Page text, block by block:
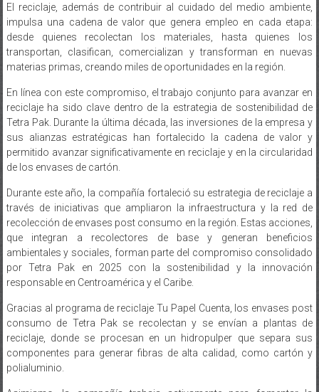
El reciclaje, además de contribuir al cuidado del medio ambiente,
impulsa una cadena de valor que genera empleo en cada etapa:
desde quienes recolectan los materiales, hasta quienes los
transportan, clasifican, comercializan y transforman en nuevas
materias primas, creando miles de oportunidades en la región.
En línea con este compromiso, el trabajo conjunto para avanzar en
reciclaje ha sido clave dentro de la estrategia de sostenibilidad de
Tetra Pak. Durante la última década, las inversiones de la empresa y
sus alianzas estratégicas han fortalecido la cadena de valor y
permitido avanzar significativamente en reciclaje y en la circularidad
de los envases de cartón.
Durante este año, la compañía fortaleció su estrategia de reciclaje a
través de iniciativas que ampliaron la infraestructura y la red de
recolección de envases post consumo en la región. Estas acciones,
que integran a recolectores de base y generan beneficios
ambientales y sociales, forman parte del compromiso consolidado
por Tetra Pak en 2025 con la sostenibilidad y la innovación
responsable en Centroamérica y el Caribe.
Gracias al programa de reciclaje Tu Papel Cuenta, los envases post
consumo de Tetra Pak se recolectan y se envían a plantas de
reciclaje, donde se procesan en un hidropulper que separa sus
componentes para generar fibras de alta calidad, como cartón y
polialuminio.